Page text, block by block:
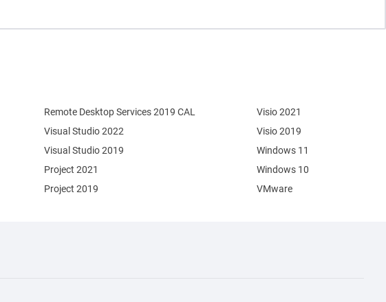
Remote Desktop Services 2019 CAL
Visual Studio 2022
Visual Studio 2019
Project 2021
Project 2019
Visio 2021
Visio 2019
Windows 11
Windows 10
VMware